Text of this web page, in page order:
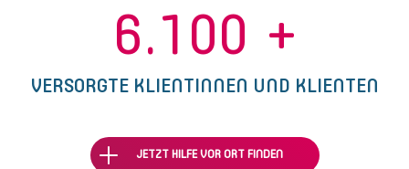
6.100 +
VERSORGTE KLIENTINNEN UND KLIENTEN
JETZT HILFE VOR ORT FINDEN